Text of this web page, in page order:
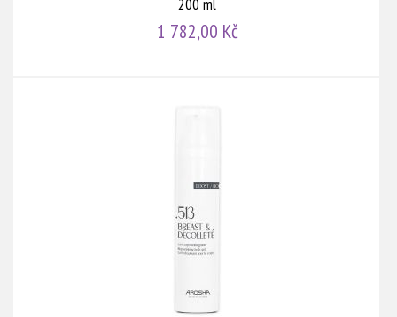
200 ml
1 782,00 Kč